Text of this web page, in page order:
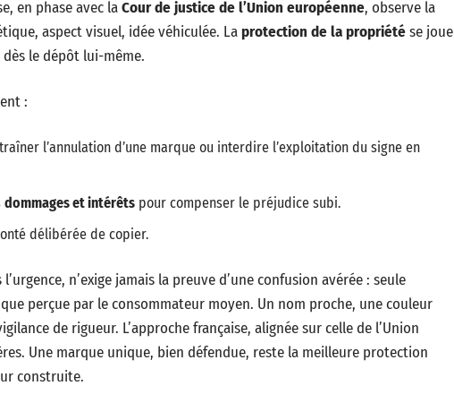
en phase avec laCour de justice de l’Union européenne, observe la
aspect visuel, idée véhiculée. Laprotection de la propriétése joue
le dépôt lui-même.
:
l’annulation d’une marque ou interdire l’exploitation du signe en
dommages et intérêts pour compenser le préjudice subi.
délibérée de copier.
n’exige jamais la preuve d’une confusion avérée : seule
perçue par le consommateur moyen. Un nom proche, une couleur
de rigueur. L’approche française, alignée sur celle de l’Union
Une marque unique, bien défendue, reste la meilleure protection
construite.